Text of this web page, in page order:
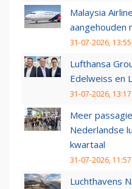
Malaysia
aangehouden
31-07-2026, 13:55
Lufthansa
Edelweiss en
31-07-2026, 13:17
Meer
Nederlandse
kwartaal
31-07-2026, 11:57
Luchthavens